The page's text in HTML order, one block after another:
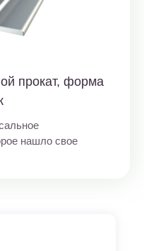
прокат, форма
нашло свое